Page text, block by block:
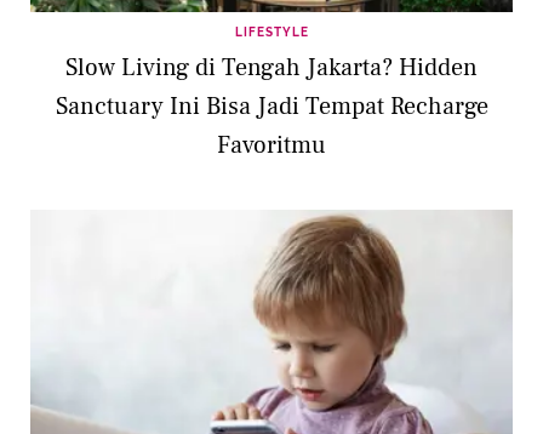
LIFESTYLE
Slow Living di Tengah Jakarta? Hidden
Sanctuary Ini Bisa Jadi Tempat Recharge
Favoritmu